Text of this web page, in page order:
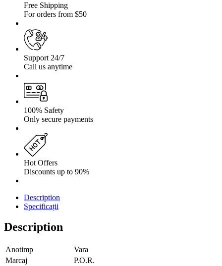
Free Shipping
For orders from $50
Support 24/7
Call us anytime
100% Safety
Only secure payments
Hot Offers
Discounts up to 90%
Description
Specificații
Description
Anotimp
Vara
Marcaj
P.O.R.